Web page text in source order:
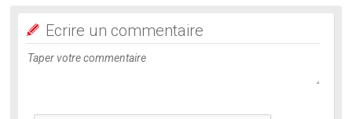
Ecrire un commentaire